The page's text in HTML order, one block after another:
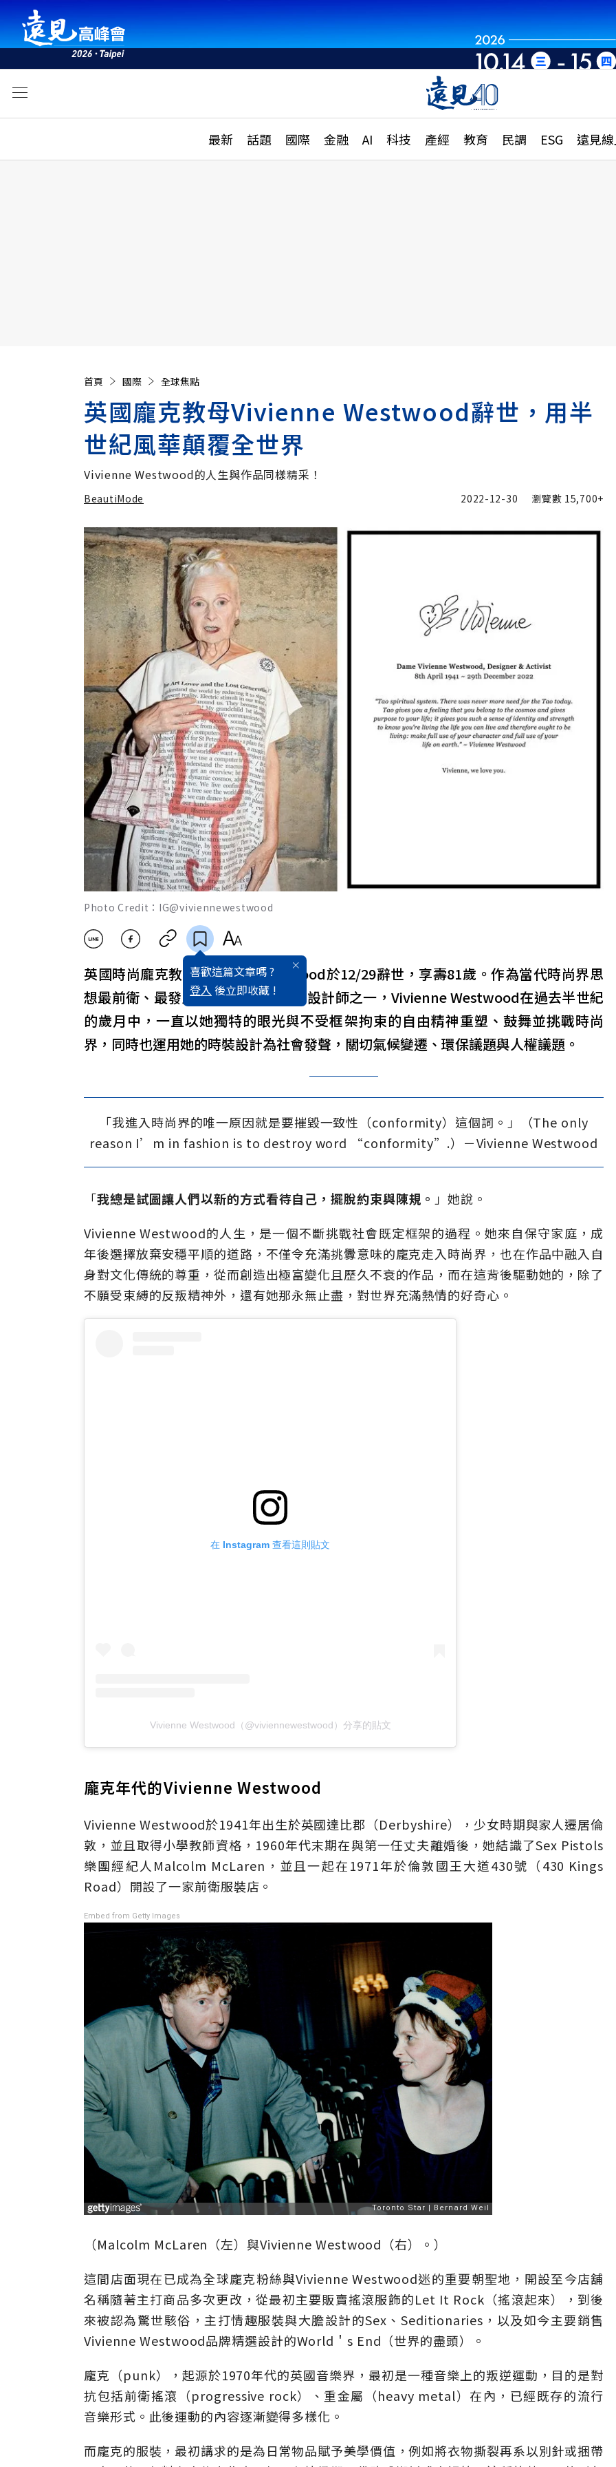
最新 話題 國際 金融 AI 科技 產經 教育 民調 ESG 遠見
活動
話題
國際
特輯
大學升學、職涯攻略
縣市施政調查全解析
首頁 國際 全球焦點
英國龐克教母Vivienne Westwood辭世，用半
世紀風華顛覆全世界
Vivienne Westwood的人生與作品同樣精采！
BeautiMode
BeautiMode 加入追蹤
2022-12-30 瀏覽數 15,700+
Photo Credit：IG@viviennewestwood
喜歡這篇文章嗎 ?
登入 後立即收藏 !
英國時尚龐克教母Vivienne Westwood於12/29辭世，享壽81歲。作為當代時尚界思
想最前衛、最發人深省且具影響力的設計師之一，Vivienne Westwood在過去半世紀
的歲月中，一直以她獨特的眼光與不受框架拘束的自由精神重塑、鼓舞並挑戰時尚
界，同時也運用她的時裝設計為社會發聲，關切氣候變遷、環保議題與人權議題。
「我進入時尚界的唯一原因就是要摧毀一致性（conformity）這個詞。」（The only
reason I’m in fashion is to destroy word “conformity”.）－Vivienne Westwood
「我總是試圖讓人們以新的方式看待自己，擺脫約束與陳規。 」她說。
Vivienne Westwood的人生，是一個不斷挑戰社會既定框架的過程。她來自保守家庭，成
年後選擇放棄安穩平順的道路，不僅令充滿挑釁意味的龐克走入時尚界，也在作品中融入自
身對文化傳統的尊重，從而創造出極富變化且歷久不衰的作品，而在這背後驅動她的，除了
不願受束縛的反叛精神外，還有她那永無止盡，對世界充滿熱情的好奇心。
在 Instagram 查看這則貼文
Vivienne Westwood（@viviennewestwood）分享的貼文
龐克年代的Vivienne Westwood
Vivienne Westwood於1941年出生於英國達比郡（Derbyshire），少女時期與家人遷居倫
敦，並且取得小學教師資格，1960年代末期在與第一任丈夫離婚後，她結識了Sex Pistols
樂團經紀人Malcolm McLaren，並且一起在1971年於倫敦國王大道430號（430 Kings
Road）開設了一家前衛服裝店。
Embed from Getty Images
（Malcolm McLaren（左）與Vivienne Westwood（右）。）
這間店面現在已成為全球龐克粉絲與Vivienne Westwood迷的重要朝聖地，開設至今店舖
名稱隨著主打商品多次更改，從最初主要販賣搖滾服飾的Let It Rock（搖滾起來），到後
來被認為驚世駭俗，主打情趣服裝與大膽設計的Sex、Seditionaries，以及如今主要銷售
Vivienne Westwood品牌精選設計的World＇s End（世界的盡頭）。
龐克（punk），起源於1970年代的英國音樂界，最初是一種音樂上的叛逆運動，目的是對
抗包括前衛搖滾（progressive rock）、重金屬（heavy metal）在內，已經既存的流行
音樂形式。此後運動的內容逐漸變得多樣化。
而龐克的服裝，最初講求的是為日常物品賦予美學價值，例如將衣物撕裂再系以別針或捆帶